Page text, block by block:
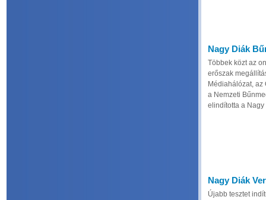
Nagy Diák
Többek közt az
erőszak
Médiahálózat, az
a Nemzeti
elindította a Nagy
Nagy Diák
Újabb tesztet